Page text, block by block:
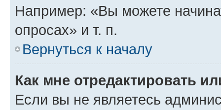
Например: «Вы можете
опросах» и т. п.
Вернуться к началу
Как мне отредактировать
Если вы не являетесь